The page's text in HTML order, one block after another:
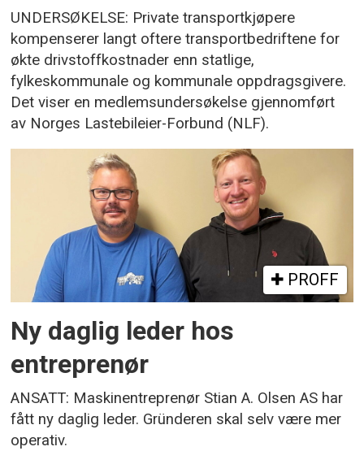
UNDERSØKELSE: Private transportkjøpere
kompenserer langt oftere transportbedriftene for
økte drivstoffkostnader enn statlige,
fylkeskommunale og kommunale oppdragsgivere.
Det viser en medlemsundersøkelse gjennomført
av Norges Lastebileier-Forbund (NLF).
PROFF
Ny daglig leder hos
entreprenør
ANSATT: Maskinentreprenør Stian A. Olsen AS har
fått ny daglig leder. Gründeren skal selv være mer
operativ.